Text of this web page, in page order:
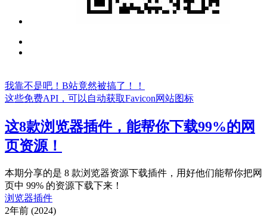
我靠不是吧！B站竟然被搞了！！
这些免费API，可以自动获取Favicon网站图标
这8款浏览器插件，能帮你下载99%的网
页资源！
本期分享的是 8 款浏览器资源下载插件，用好他们能帮你把网
页中 99% 的资源下载下来！
浏览器插件
2年前 (2024)